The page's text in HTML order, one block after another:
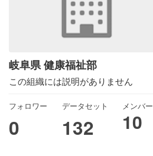
岐阜県 健康福祉部
この組織には説明がありません
フォロワー
0
データセット
132
メンバー
10